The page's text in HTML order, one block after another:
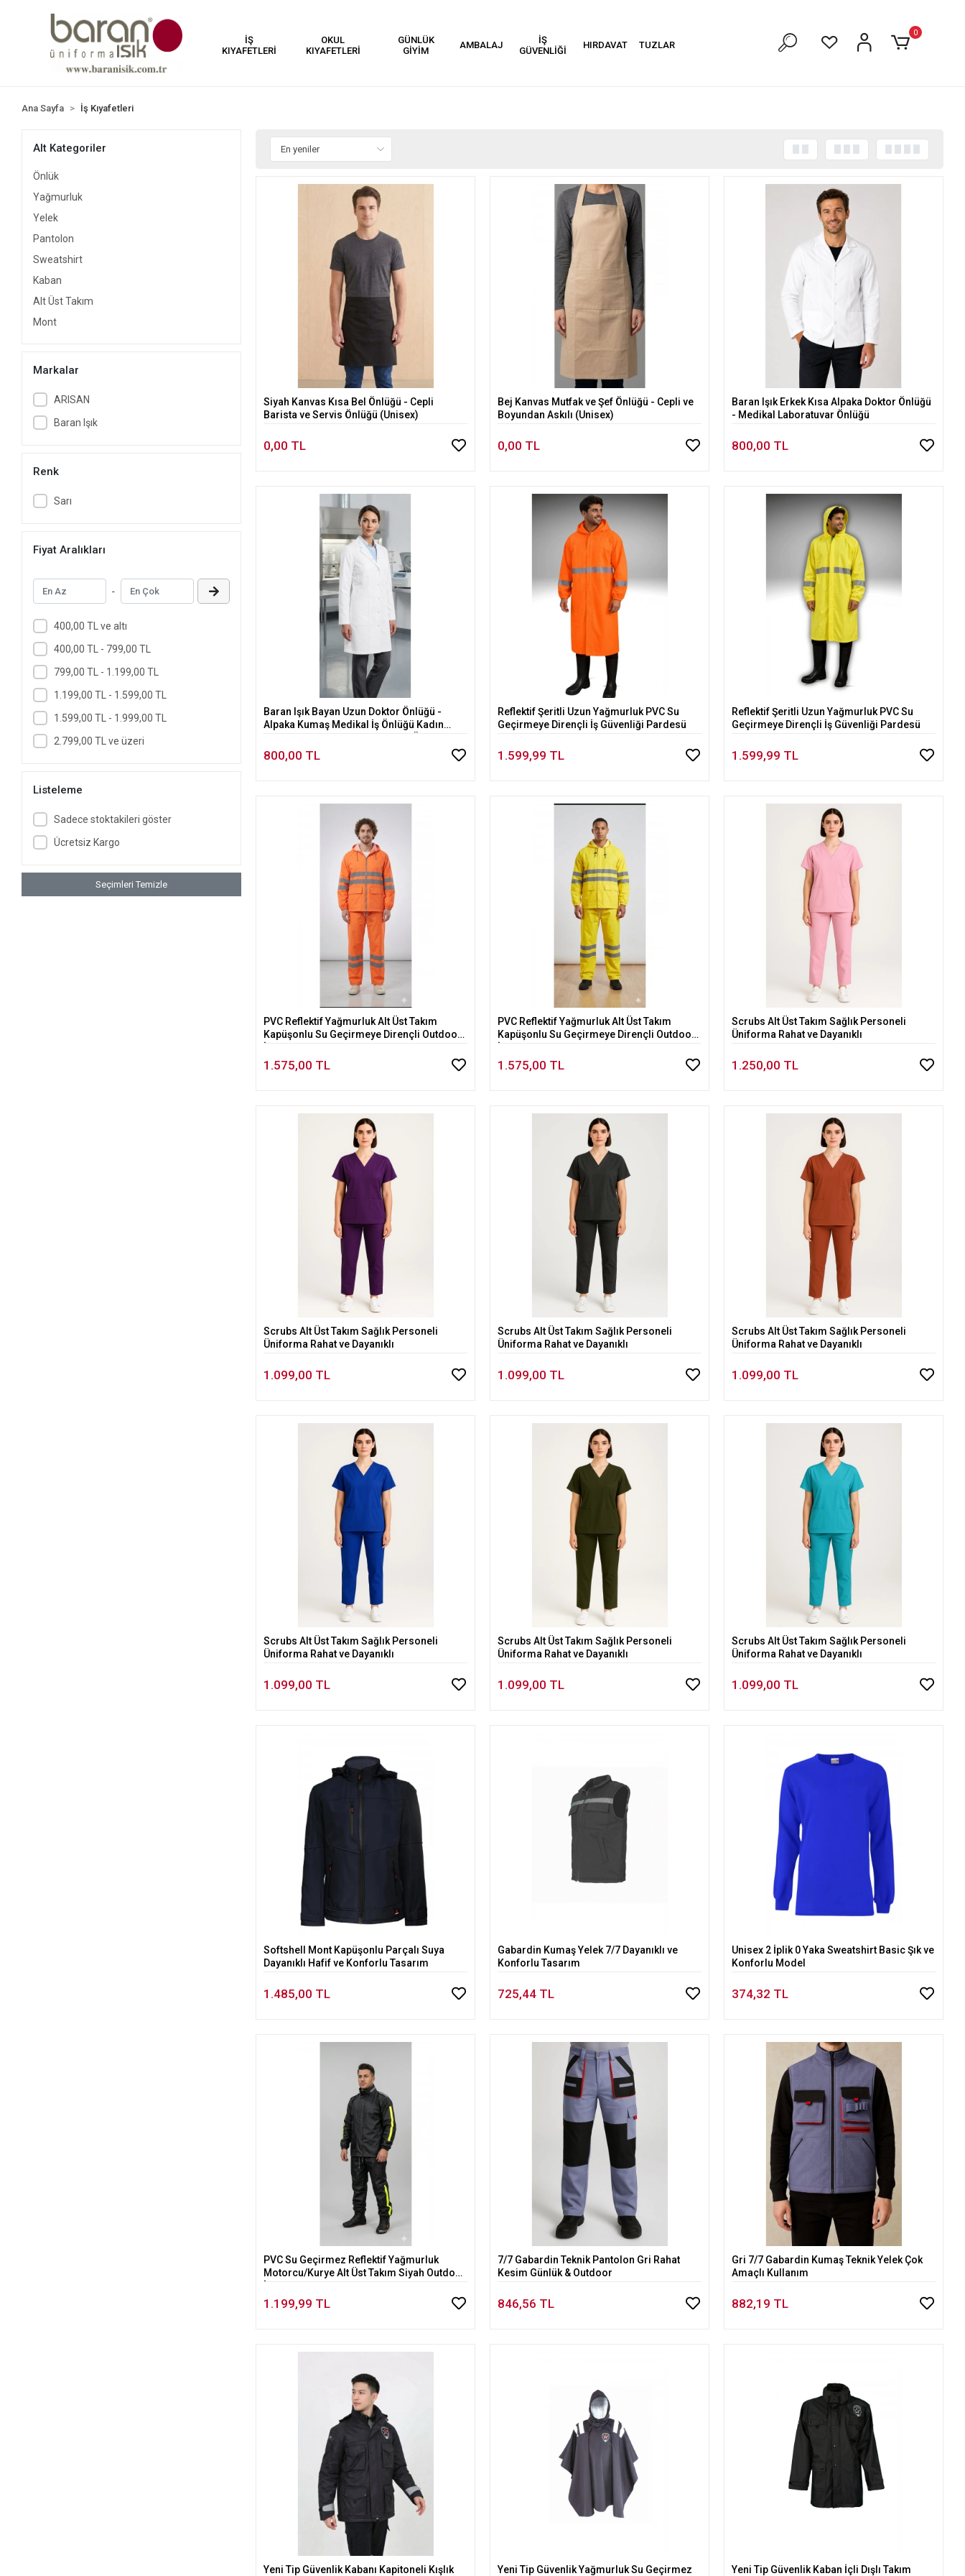
İŞ
KIYAFETLERİ
OKUL
KIYAFETLERİ
GÜNLÜK
GİYİM
AMBALAJ
İŞ
GÜVENLİĞİ
HIRDAVAT TUZLAR
0
Ana Sayfa İş Kıyafetleri
Alt Kategoriler
Önlük
Yağmurluk
Yelek
Pantolon
Sweatshirt
Kaban
Alt Üst Takım
Mont
Markalar
ARISAN
Baran Işık
Renk
Sarı
Fiyat Aralıkları
-
400,00 TL ve altı
400,00 TL - 799,00 TL
799,00 TL - 1.199,00 TL
1.199,00 TL - 1.599,00 TL
1.599,00 TL - 1.999,00 TL
2.799,00 TL ve üzeri
Listeleme
Sadece stoktakileri göster
Ücretsiz Kargo
Seçimleri Temizle
Sepete Ekle
Siyah Kanvas Kısa Bel Önlüğü - Cepli
Barista ve Servis Önlüğü (Unisex)
0,00 TL
Sepete Ekle
Bej Kanvas Mutfak ve Şef Önlüğü - Cepli ve
Boyundan Askılı (Unisex)
0,00 TL
Sepete Ekle
Baran Işık Erkek Kısa Alpaka Doktor Önlüğü
- Medikal Laboratuvar Önlüğü
800,00 TL
Sepete Ekle
Baran Işık Bayan Uzun Doktor Önlüğü -
Alpaka Kumaş Medikal İş Önlüğü Kadın
Medikal Öğretmen Önlüğü
800,00 TL
Sepete Ekle
Reflektif Şeritli Uzun Yağmurluk PVC Su
Geçirmeye Dirençli İş Güvenliği Pardesü
1.599,99 TL
Sepete Ekle
Reflektif Şeritli Uzun Yağmurluk PVC Su
Geçirmeye Dirençli İş Güvenliği Pardesü
1.599,99 TL
Sepete Ekle
PVC Reflektif Yağmurluk Alt Üst Takım
Kapüşonlu Su Geçirmeye Dirençli Outdoor
1.575,00 TL
Sepete Ekle
PVC Reflektif Yağmurluk Alt Üst Takım
Kapüşonlu Su Geçirmeye Dirençli Outdoor
1.575,00 TL
Sepete Ekle
Scrubs Alt Üst Takım Sağlık Personeli
Üniforma Rahat ve Dayanıklı
1.250,00 TL
Sepete Ekle
Scrubs Alt Üst Takım Sağlık Personeli
Üniforma Rahat ve Dayanıklı
1.099,00 TL
Sepete Ekle
Scrubs Alt Üst Takım Sağlık Personeli
Üniforma Rahat ve Dayanıklı
1.099,00 TL
Sepete Ekle
Scrubs Alt Üst Takım Sağlık Personeli
Üniforma Rahat ve Dayanıklı
1.099,00 TL
Sepete Ekle
Scrubs Alt Üst Takım Sağlık Personeli
Üniforma Rahat ve Dayanıklı
1.099,00 TL
Sepete Ekle
Scrubs Alt Üst Takım Sağlık Personeli
Üniforma Rahat ve Dayanıklı
1.099,00 TL
Sepete Ekle
Scrubs Alt Üst Takım Sağlık Personeli
Üniforma Rahat ve Dayanıklı
1.099,00 TL
Sepete Ekle
Softshell Mont Kapüşonlu Parçalı Suya
Dayanıklı Hafif ve Konforlu Tasarım
1.485,00 TL
Sepete Ekle
Gabardin Kumaş Yelek 7/7 Dayanıklı ve
Konforlu Tasarım
725,44 TL
Sepete Ekle
Unisex 2 İplik 0 Yaka Sweatshirt Basic Şık ve
Konforlu Model
374,32 TL
Sepete Ekle
PVC Su Geçirmez Reflektif Yağmurluk
Motorcu/Kurye Alt Üst Takım Siyah Outdoor
1.199,99 TL
Sepete Ekle
7/7 Gabardin Teknik Pantolon Gri Rahat
Kesim Günlük & Outdoor
846,56 TL
Sepete Ekle
Gri 7/7 Gabardin Kumaş Teknik Yelek Çok
Amaçlı Kullanım
882,19 TL
Sepete Ekle
Yeni Tip Güvenlik Kabanı Kapitoneli Kışlık Sepete Ekle
Yeni Tip Güvenlik Yağmurluk Su Geçirmez Sepete Ekle
Yeni Tip Güvenlik Kaban İçli Dışlı Takım